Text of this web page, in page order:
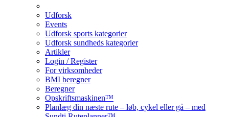
Udforsk
Events
Udforsk sports kategorier
Udforsk sundheds kategorier
Artikler
Login / Register
For virksomheder
BMI beregner
Beregner
Opskriftsmaskinen™
Planlæg din næste rute – løb, cykel eller gå – med